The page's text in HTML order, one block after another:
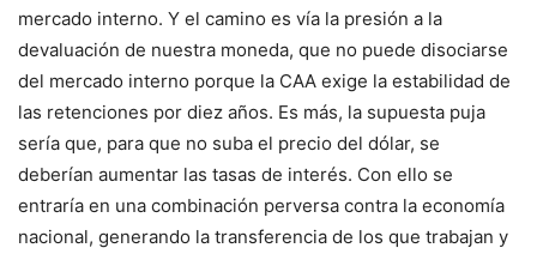
mercado interno. Y el camino es vía la presión a la
devaluación de nuestra moneda, que no puede disociarse
del mercado interno porque la CAA exige la estabilidad de
las retenciones por diez años. Es más, la supuesta puja
sería que, para que no suba el precio del dólar, se
deberían aumentar las tasas de interés. Con ello se
entraría en una combinación perversa contra la economía
nacional, generando la transferencia de los que trabajan y